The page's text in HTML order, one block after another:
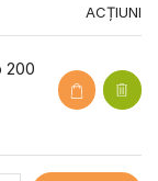
ACȚIUNI
200